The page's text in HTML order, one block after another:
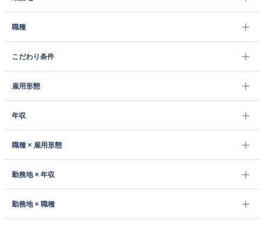
職種
こだわり条件
雇用形態
年収
職種 × 雇用形態
勤務地 × 年収
勤務地 × 職種